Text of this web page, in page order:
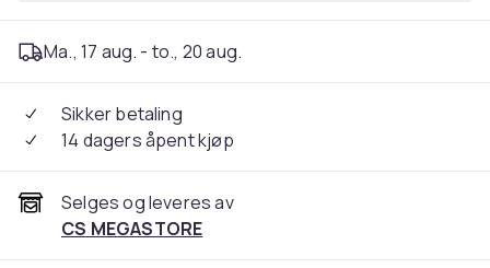
Ma., 17 aug. - to., 20 aug.
Sikker betaling
14 dagers åpent kjøp
Selges og leveres av
CS MEGASTORE